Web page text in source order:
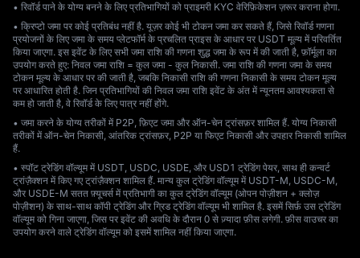
• रिवॉर्ड पाने के योग्य बनने के लिए प्रतिभागियों को प्राइमरी KYC वेरिफ़िकेशन ज़रूर कराना होगा.
• क्रिप्टो जमा पर कोई प्रतिबंध नहीं है. यूज़र कोई भी टोकन जमा कर सकते हैं, जिसे रिवॉर्ड गणना
प्रयोजनों के लिए जमा के समय प्लेटफॉर्म के प्रचलित प्राइस के आधार पर USDT मूल्य में परिवर्तित
किया जाएगा. इस इवेंट के लिए सभी जमा राशि की गणना शुद्ध जमा के रूप में की जाती है, फ़ॉर्मूला का
उपयोग करते हुए: निवल जमा राशि = कुल जमा - कुल निकासी. जमा राशि की गणना जमा के समय
टोकन मूल्य के आधार पर की जाती है, जबकि निकासी राशि की गणना निकासी के समय टोकन मूल्य
पर आधारित होती है. जिन प्रतिभागियों की निवल जमा राशि इवेंट के अंत में न्यूनतम आवश्यकता से
कम हो जाती है, वे रिवॉर्ड के लिए पात्र नहीं होंगे.
• जमा करने के योग्य तरीकों में P2P, फ़िएट जमा और ऑन-चेन ट्रांसफ़र शामिल हैं. योग्य निकासी
तरीकों में ऑन-चेन निकासी, आंतरिक ट्रांसफ़र, P2P या फिएट निकासी और उपहार निकासी शामिल
हैं.
• स्पॉट ट्रेडिंग वॉल्यूम में USDT, USDC, USDE, और USD1 ट्रेडिंग पेयर, साथ ही कन्वर्ट
ट्रांज़ैक्शन में किए गए ट्रांज़ैक्शन शामिल हैं. मान्य कुल ट्रेडिंग वॉल्यूम में USDT-M, USDC-M,
और USDE-M सतत फ़्यूचर्स में प्रतिभागी का कुल ट्रेडिंग वॉल्यूम (ओपन पोज़ीशन + क्लोज़
पोज़ीशन) के साथ-साथ कॉपी ट्रेडिंग और ग्रिड ट्रेडिंग वॉल्यूम भी शामिल है. इसमें सिर्फ़ उस ट्रेडिंग
वॉल्यूम को गिना जाएगा, जिस पर इवेंट की अवधि के दौरान 0 से ज़्यादा फ़ीस लगेगी. फ़ीस वाउचर का
उपयोग करने वाले ट्रेडिंग वॉल्यूम को इसमें शामिल नहीं किया जाएगा.